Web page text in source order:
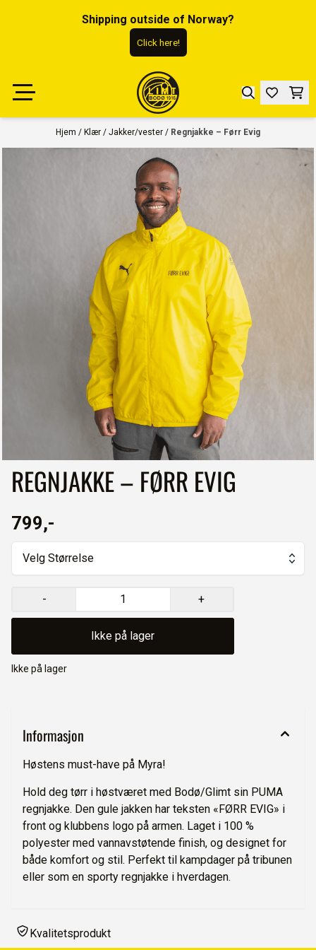
Shipping outside of Norway?
Click here!
Hjem / Klær / Jakker/vester / Regnjakke – Førr Evig
REGNJAKKE – FØRR EVIG
799,-
Velg Størrelse
- +
Ikke på lager
Ikke på lager
Informasjon
Høstens must-have på Myra!
Hold deg tørr i høstværet med Bodø/Glimt sin PUMA
regnjakke. Den gule jakken har teksten «FØRR EVIG» i
front og klubbens logo på armen. Laget i 100 %
polyester med vannavstøtende finish, og designet for
både komfort og stil. Perfekt til kampdager på tribunen
eller som en sporty regnjakke i hverdagen.
Kvalitetsprodukt